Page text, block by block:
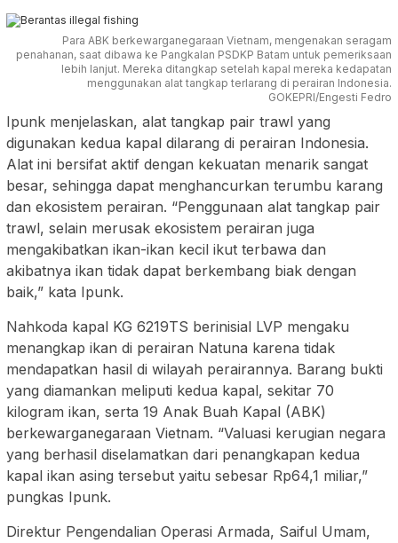
Para ABK berkewarganegaraan Vietnam, mengenakan seragam
penahanan, saat dibawa ke Pangkalan PSDKP Batam untuk pemeriksaan
lebih lanjut. Mereka ditangkap setelah kapal mereka kedapatan
menggunakan alat tangkap terlarang di perairan Indonesia.
GOKEPRI/Engesti Fedro
Ipunk menjelaskan, alat tangkap pair trawl yang
digunakan kedua kapal dilarang di perairan Indonesia.
Alat ini bersifat aktif dengan kekuatan menarik sangat
besar, sehingga dapat menghancurkan terumbu karang
dan ekosistem perairan. “Penggunaan alat tangkap pair
trawl, selain merusak ekosistem perairan juga
mengakibatkan ikan-ikan kecil ikut terbawa dan
akibatnya ikan tidak dapat berkembang biak dengan
baik,” kata Ipunk.
Nahkoda kapal KG 6219TS berinisial LVP mengaku
menangkap ikan di perairan Natuna karena tidak
mendapatkan hasil di wilayah perairannya. Barang bukti
yang diamankan meliputi kedua kapal, sekitar 70
kilogram ikan, serta 19 Anak Buah Kapal (ABK)
berkewarganegaraan Vietnam. “Valuasi kerugian negara
yang berhasil diselamatkan dari penangkapan kedua
kapal ikan asing tersebut yaitu sebesar Rp64,1 miliar,”
pungkas Ipunk.
Direktur Pengendalian Operasi Armada, Saiful Umam,